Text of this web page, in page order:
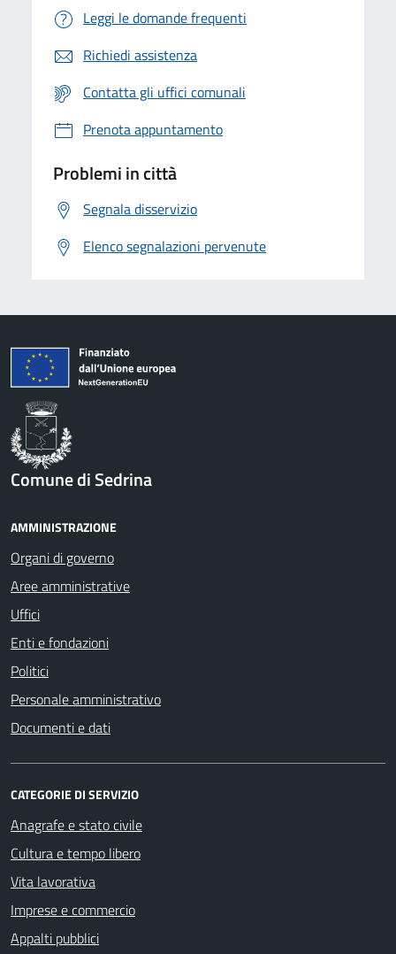
Leggi le domande frequenti
Richiedi assistenza
Contatta gli uffici comunali
Prenota appuntamento
Problemi in città
Segnala disservizio
Elenco segnalazioni pervenute
Comune di Sedrina
AMMINISTRAZIONE
Organi di governo
Aree amministrative
Uffici
Enti e fondazioni
Politici
Personale amministrativo
Documenti e dati
CATEGORIE DI SERVIZIO
Anagrafe e stato civile
Cultura e tempo libero
Vita lavorativa
Imprese e commercio
Appalti pubblici